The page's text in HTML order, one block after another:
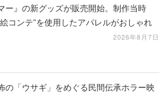
ー』の新グッズが販売開始。制作当時
コンテ”を使用したアパレルがおしゃれ
2026年8月7日
の「ウサギ」をめぐる民間伝承ホラー映